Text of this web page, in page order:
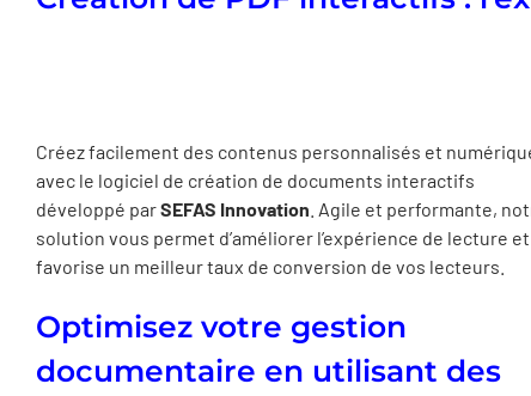
Créez facilement des contenus personnalisés et
avec le logiciel de création de documents interactifs
développé parSEFAS Innovation . Agile et performante,
solution vous permet d’améliorer l’expérience de lecture et
favorise un meilleur taux de conversion de vos lecteurs.
Optimisez votre gestion
documentaire en utilisant des